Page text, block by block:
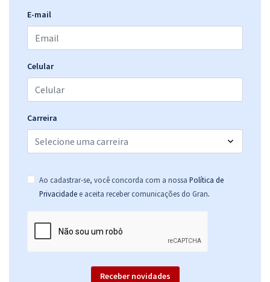
E-mail
Celular
Carreira
Ao cadastrar-se, você concorda com a nossa Política de
Privacidade e aceita receber comunicações do Gran.
Receber novidades